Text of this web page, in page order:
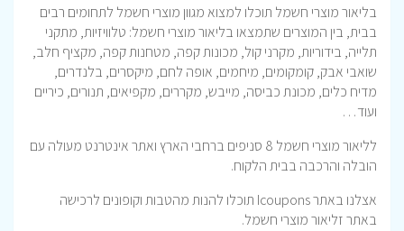
בליאור מוצרי חשמל תוכלו למצוא מגוון מוצרי חשמל לתחומים רבים
בבית, בין המוצרים שתמצאו בליאור מוצרי חשמל: טלוויזיות, מתקני
תלייה, בידוריות, מקרני קול, מכונות קפה, מטחנות קפה, מקציף חלב,
שואבי אבק, קומקומים, מיחמים, אופה לחם, מיקסרים, בלנדרים,
מדיח כלים, מכונת כביסה, מייבש, מקררים, מקפיאים, תנורים, כיריים
ועוד…
לליאור מוצרי חשמל 8 סניפים ברחבי הארץ ואתר אינטרנט מעולה עם
הובלה והרכבה בבית הלקוח.
אצלנו באתר Icoupons תוכלו להנות מהטבות וקופונים לרכישה
באתר זליאור מוצרי חשמל.